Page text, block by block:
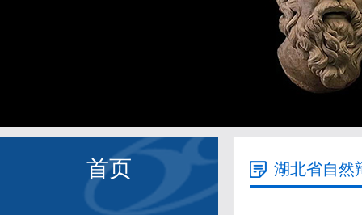
首页 湖北省自然